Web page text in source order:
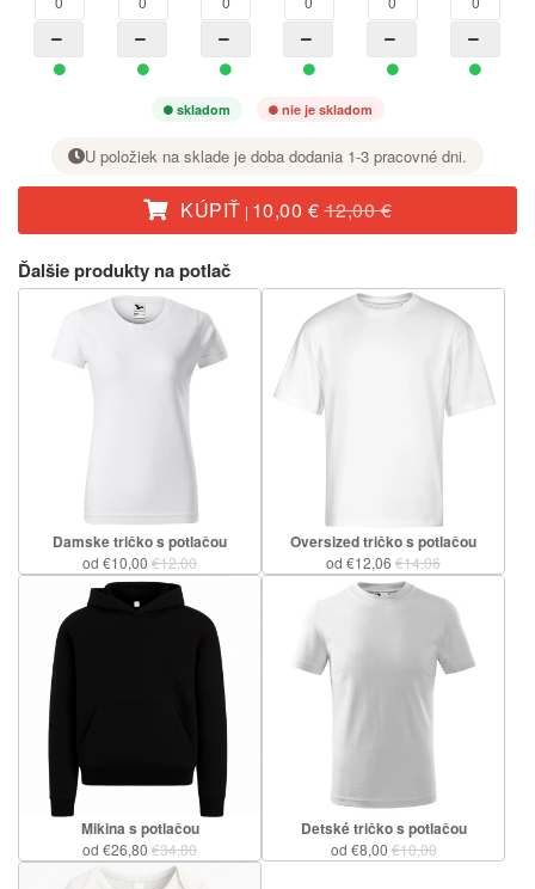
skladom nie je skladom
U položiek na sklade je doba dodania 1-3 pracovné dni.
KÚPIŤ | 10,00 €12,00 €
Ďalšie produkty na potlač
Damske tričko s potlačou
od €10,00 €12,00
Oversized tričko s potlačou
od €12,06 €14,06
Mikina s potlačou
od €26,80 €34,80
Detské tričko s potlačou
od €8,00€10,00